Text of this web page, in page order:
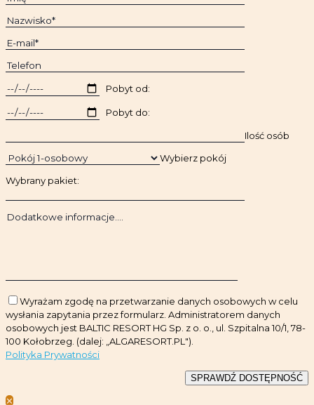
Pobyt od:
Pobyt do:
Ilość osób
Wybierz pokój
Wybrany pakiet:
Wyrażam zgodę na przetwarzanie danych osobowych w celu
wysłania zapytania przez formularz. Administratorem danych
osobowych jest BALTIC RESORT HG Sp. z o. o., ul. Szpitalna 10/1, 78-
100 Kołobrzeg. (dalej: „ALGARESORT.PL").
Polityka Prywatności
✕